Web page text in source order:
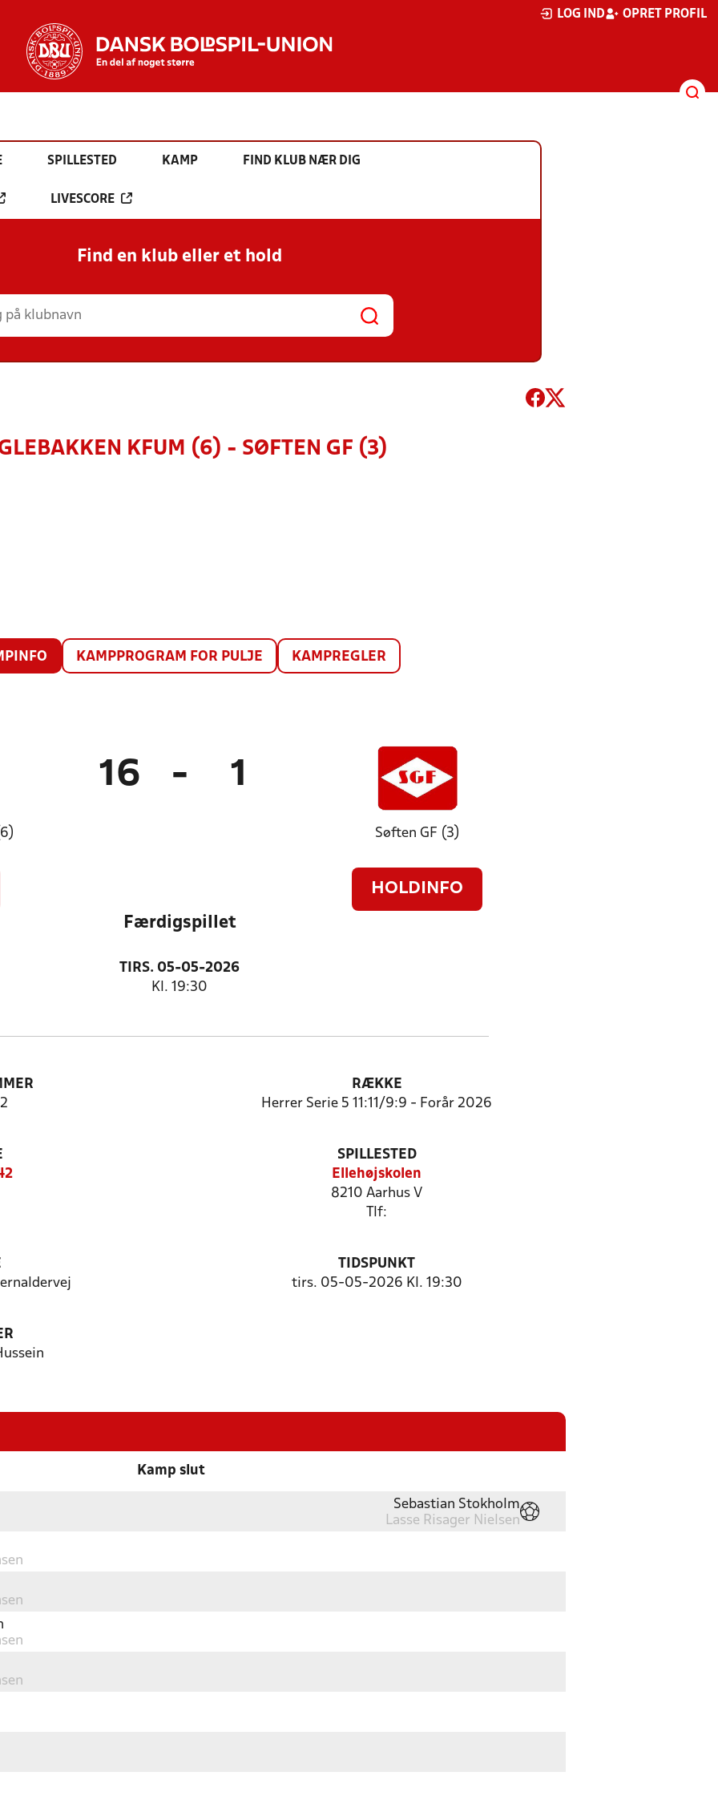
LOG IND OPRET PROFIL
SPILLESTED KAMP FIND KLUB NÆR DIG
LIVESCORE
Find en klub eller et hold
KFUM (6) - SØFTEN GF (3)
KAMPPROGRAM FOR PULJE KAMPREGLER
16 - 1
Søften GF (3)
HOLDINFO
Færdigspillet
TIRS. 05-05-2026
Kl. 19:30
RÆKKE
Herrer Serie 5 11:11/9:9 - Forår 2026
SPILLESTED
Ellehøjskolen
8210 Aarhus V
Tlf:
TIDSPUNKT
tirs. 05-05-2026 Kl. 19:30
Kamp slut
Sebastian Stokholm
Lasse Risager Nielsen